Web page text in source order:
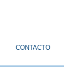
CONTACTO